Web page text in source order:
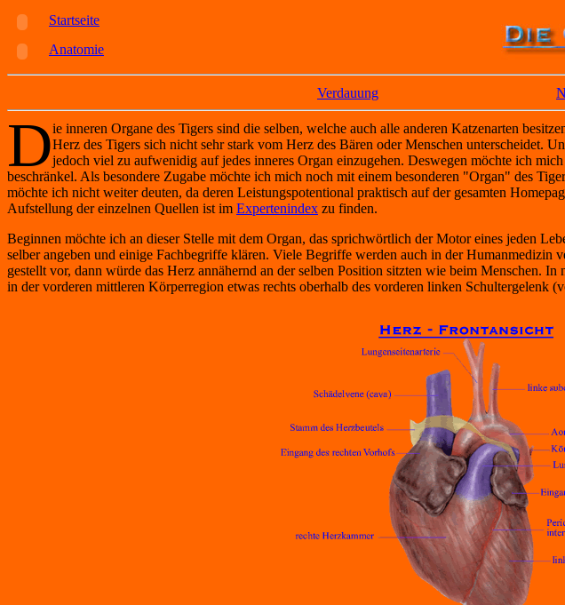
Startseite
Anatomie
Verdauung
Die inneren Organe des Tigers sind die selben, welche auch alle anderen Katzenarten
Herz des Tigers sich nicht sehr stark vom Herz des Bären oder Menschen unterscheidet.
jedoch viel zu aufwenidig auf jedes inneres Organ einzugehen. Deswegen möchte ich
beschränkel. Als besondere Zugabe möchte ich mich noch mit einem besonderen "Organ" des
möchte ich nicht weiter deuten, da deren Leistungspotentional praktisch auf der gesamten
Aufstellung der einzelnen Quellen ist im Expertenindex zu finden.
Beginnen möchte ich an dieser Stelle mit dem Organ, das sprichwörtlich der Motor eines jeden
selber angeben und einige Fachbegriffe klären. Viele Begriffe werden auch in der
gestellt vor, dann würde das Herz annähernd an der selben Position sitzten wie beim Menschen.
in der vorderen mittleren Körperregion etwas rechts oberhalb des vorderen linken Schultergelenk